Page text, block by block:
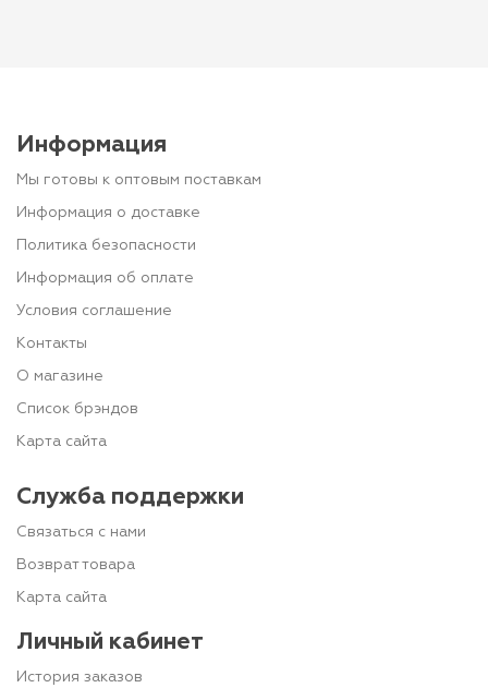
Информация
Мы готовы к оптовым поставкам
Информация о доставке
Политика безопасности
Информация об оплате
Условия соглашение
Контакты
О магазине
Список брэндов
Карта сайта
Служба поддержки
Связаться с нами
Возврат товара
Карта сайта
Личный кабинет
История заказов